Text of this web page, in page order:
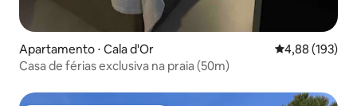
Apartamento ⋅ Cala d'Or 4,88 de uma
4,88 (193)
Casa de férias exclusiva na praia (50m)